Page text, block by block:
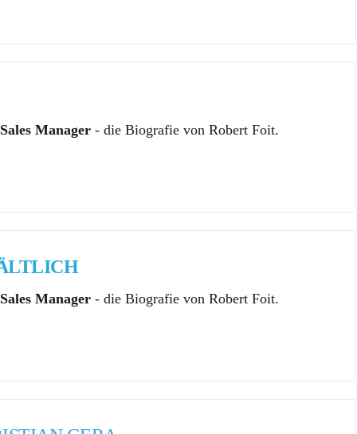
Manager- die Biografie von Robert Foit.
Manager- die Biografie von Robert Foit.